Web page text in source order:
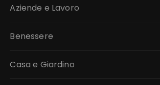
Aziende e Lavoro
Benessere
Casa e Giardino